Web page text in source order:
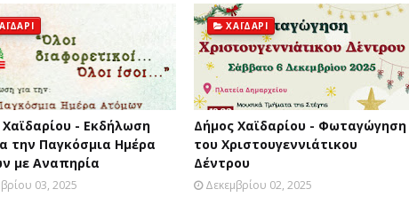
- Εκδήλωση
την Παγκόσμια Ημέρα
με Αναπηρία
03, 2025
ΧΑΪΔΑΡΙ
Δήμος Χαϊδαρίου - Φωταγώγηση
του Χριστουγεννιάτικου
Δέντρου
Δεκεμβρίου 02, 2025